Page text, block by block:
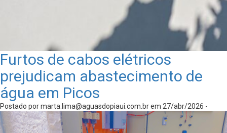
Furtos de cabos elétricos
prejudicam abastecimento de
água em Picos
Postado pormarta.lima@aguasdopiaui.com.brem 27/abr/2026 -